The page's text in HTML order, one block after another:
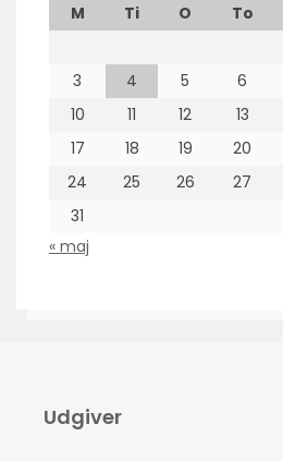
M Ti O To
3
4 5 6
10
11 12 13
17
18 19 20
24
25 26 27
31
« maj
Udgiver